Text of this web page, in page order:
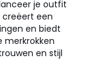
je outfit
een
en biedt
merkrokken
en stijl